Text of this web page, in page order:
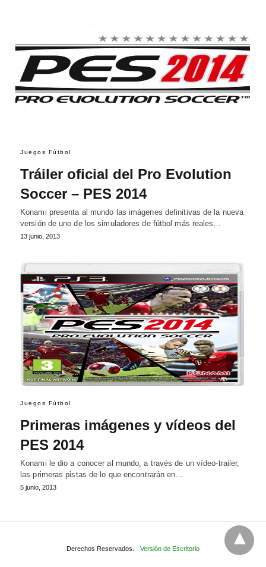
Juegos Fútbol
Tráiler oficial del Pro Evolution
Soccer – PES 2014
Konami presenta al mundo las imágenes definitivas de la nueva
versión de uno de los simuladores de fútbol más reales…
13 junio, 2013
Juegos Fútbol
Primeras imágenes y vídeos del
PES 2014
Konami le dio a conocer al mundo, a través de un vídeo-trailer,
las primeras pistas de lo que encontrarán en…
5 junio, 2013
Derechos Reservados. Versión de Escritorio